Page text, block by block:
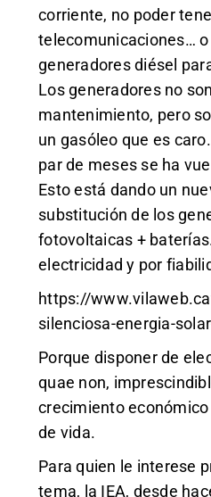
corriente, no poder
telecomunicaciones… o
generadores diésel
Los generadores no
mantenimiento, pero
un gasóleo que es
par de meses se ha
Esto está dando un
substitución de los
fotovoltaicas +
electricidad y por
https://
silenciosa-energia-
Porque disponer de
quae non,
crecimiento
de vida.
Para quien le interese
tema, la IEA, desde